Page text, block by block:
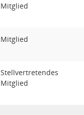
Mitglied
Mitglied
Stellvertretendes
Mitglied